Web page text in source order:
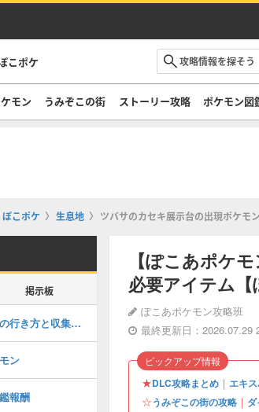
こポケ
モン うみぞこの街 ストーリー攻略 ポケモン図
こポケ 生息地 ツバサのカセキ展示台の出現ポケモ
【ぽこあポケ
必要アイテム【
ぽこあポケモン攻略班
最終更新日：2026.07.29
★DLC攻略まとめ ｜ エキ
☆うみぞこの街の攻略 ｜
ピックアップ情報
掲示板
ブクブクうみぞこの街の行き方と収集要素
ン
報酬